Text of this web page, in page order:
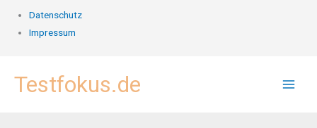
Datenschutz
Impressum
InhaltTestfokus.de